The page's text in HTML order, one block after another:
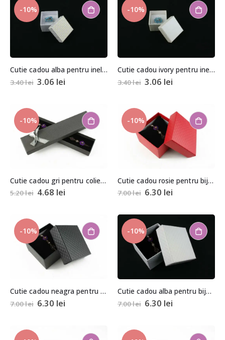
-10%
Cutie cadou alba pentru inel/cercei
3.40lei 3.06 lei
-10%
Cutie cadou ivory pentru inel/cercei
3.40lei 3.06 lei
-10%
Cutie cadou gri pentru colier, bratara sau ceas
5.20lei 4.68 lei
-10%
Cutie cadou rosie pentru bijuterii cu pernita 5,5x8x8,5cm
7.00lei 6.30 lei
-10%
Cutie cadou neagra pentru bijuterii cu pernita 5,5x8x8,5cm
7.00lei 6.30 lei
-10%
Cutie cadou alba pentru bijuterii cu pernita 5,5x8x8,5cm
7.00lei 6.30 lei